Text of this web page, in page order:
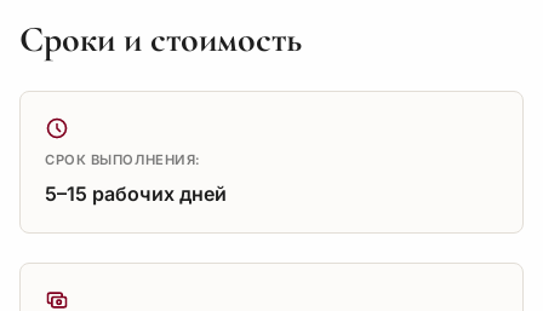
Сроки и стоимость
СРОК ВЫПОЛНЕНИЯ:
5–15 рабочих дней